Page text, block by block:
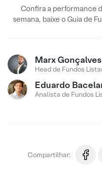
Confira a performance
semana, baixe o Guia de
Marx Gonçalves
Head de Fundos
Eduardo
Analista de Fundos
Compartilhar: